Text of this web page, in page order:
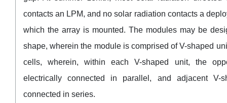
contacts an LPM, and no solar radiation contacts a
which the array is mounted. The modules may be
shape, wherein the module is comprised of V-shaped
cells, wherein, within each V-shaped unit, the
electrically connected in parallel, and adjacent V-
connected in series.